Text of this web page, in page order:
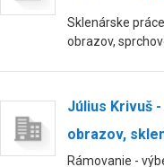
Sklenárske
obrazov,
Július Krivuš -
obrazov,
Rámovanie -